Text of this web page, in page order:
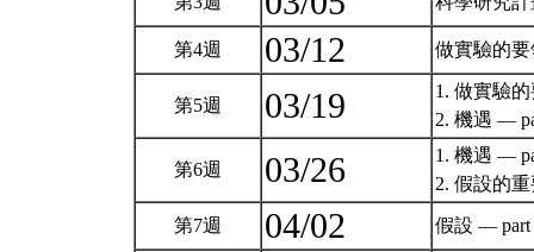
第4週 03/12 做實驗的
第5週 03/19
1. 做實驗
2. 機遇 —
第6週 03/26
1. 機遇 —
2. 假設的
第7週 04/02 假設 —